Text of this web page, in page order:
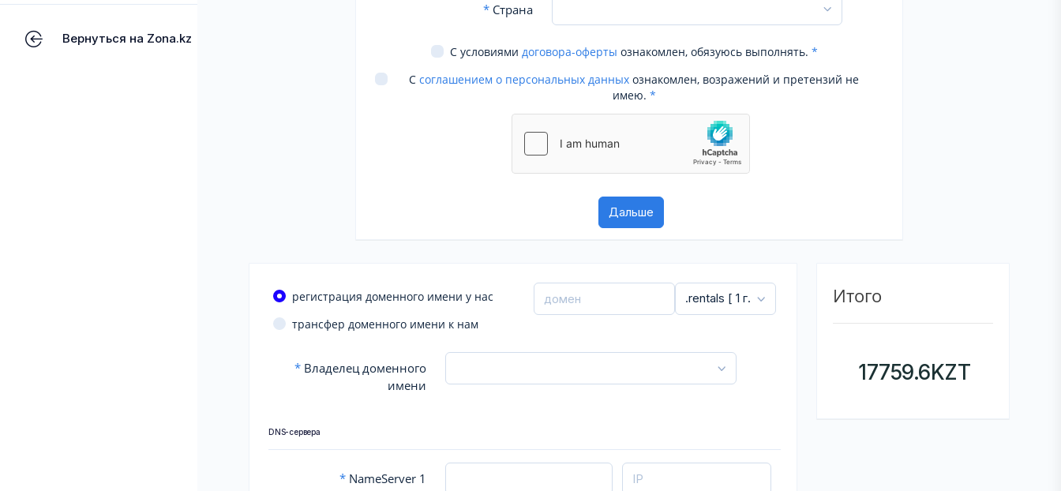
Вернуться на Zona.kz
*Страна
С условиями договора-оферты ознакомлен, обязуюсь выполнять. *
С соглашением о персональных данных ознакомлен, возражений и претензий не
имею. *
регистрация доменного имени у нас
трансфер доменного имени к нам
* Владелец доменного
имени
DNS-сервера
* NameServer 1
Итого
17759.6KZT